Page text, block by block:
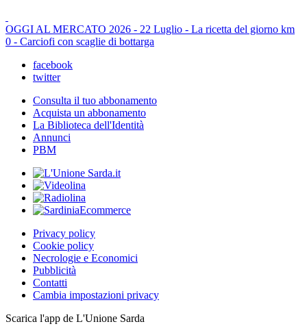
OGGI AL MERCATO 2026 - 22 Luglio - La ricetta del giorno km
0 - Carciofi con scaglie di bottarga
facebook
twitter
Consulta il tuo abbonamento
Acquista un abbonamento
La Biblioteca dell'Identità
Annunci
PBM
Privacy policy
Cookie policy
Necrologie e Economici
Pubblicità
Contatti
Cambia impostazioni privacy
Scarica l'app de L'Unione Sarda